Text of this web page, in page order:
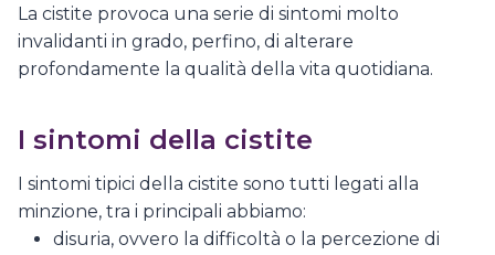
La cistite provoca una serie di sintomi molto
invalidanti in grado, perfino, di alterare
profondamente la qualità della vita quotidiana.
I sintomi della cistite
I sintomi tipici della cistite sono tutti legati alla
minzione, tra i principali abbiamo:
disuria, ovvero la difficoltà o la percezione di